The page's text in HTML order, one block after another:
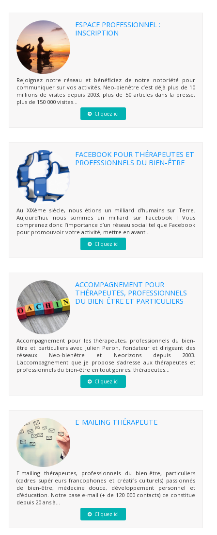
ESPACE PROFESSIONNEL :
INSCRIPTION
Rejoignez notre réseau et bénéficiez de notre notoriété pour
communiquer sur vos activités. Neo-bienêtre c’est déjà plus de 10
millions de visites depuis 2003, plus de 50 articles dans la presse,
plus de 150 000 visites...
Cliquez ici
FACEBOOK POUR THÉRAPEUTES ET
PROFESSIONNELS DU BIEN-ÊTRE
Au XIXème siècle, nous étions un milliard d’humains sur Terre.
Aujourd’hui, nous sommes un milliard sur Facebook ! Vous
comprenez donc l’importance d’un réseau social tel que Facebook
pour promouvoir votre activité, mettre en avant...
Cliquez ici
ACCOMPAGNEMENT POUR
THÉRAPEUTES, PROFESSIONNELS
DU BIEN-ÊTRE ET PARTICULIERS
Accompagnement pour les thérapeutes, professionnels du bien-
être et particuliers avec Julien Peron, fondateur et dirigeant des
réseaux Neo-bienêtre et Neorizons depuis 2003.
L'accompagnement que je propose s'adresse aux thérapeutes et
professionnels du bien-être en tout genres, thérapeutes...
Cliquez ici
E-MAILING THÉRAPEUTE
E-mailing thérapeutes, professionnels du bien-être, particuliers
(cadres supérieurs francophones et créatifs culturels) passionnés
de bien-être, médecine douce, développement personnel et
d'éducation. Notre base e-mail (+ de 120 000 contacts) ce constitue
depuis 20 ans à...
Cliquez ici